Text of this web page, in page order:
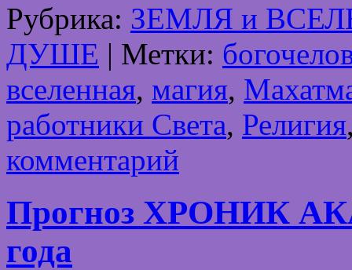
Рубрика: ЗЕМЛЯ и
ДУШЕ | Метки:
вселенная, магия,
работники Света, Религия
комментарий
Прогноз ХРОНИК
года